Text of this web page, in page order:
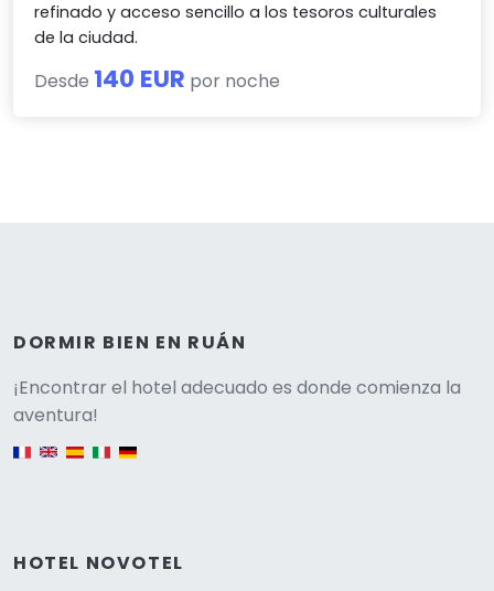
refinado y acceso sencillo a los tesoros culturales
de la ciudad.
Desde 140 EUR por noche
DORMIR BIEN EN RUÁN
¡Encontrar el hotel adecuado es donde comienza la
aventura!
HOTEL NOVOTEL